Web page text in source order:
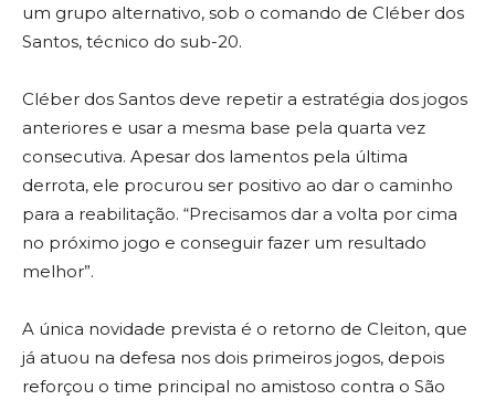
um grupo alternativo, sob o comando de Cléber dos
Santos, técnico do sub-20.
Cléber dos Santos deve repetir a estratégia dos jogos
anteriores e usar a mesma base pela quarta vez
consecutiva. Apesar dos lamentos pela última
derrota, ele procurou ser positivo ao dar o caminho
para a reabilitação. “Precisamos dar a volta por cima
no próximo jogo e conseguir fazer um resultado
melhor”.
A única novidade prevista é o retorno de Cleiton, que
já atuou na defesa nos dois primeiros jogos, depois
reforçou o time principal no amistoso contra o São